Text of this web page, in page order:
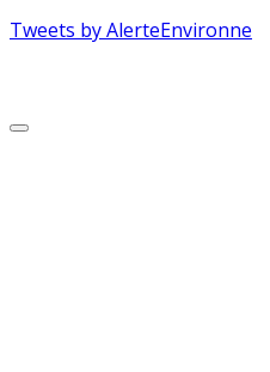
Tweets by AlerteEnvironne
Scroll